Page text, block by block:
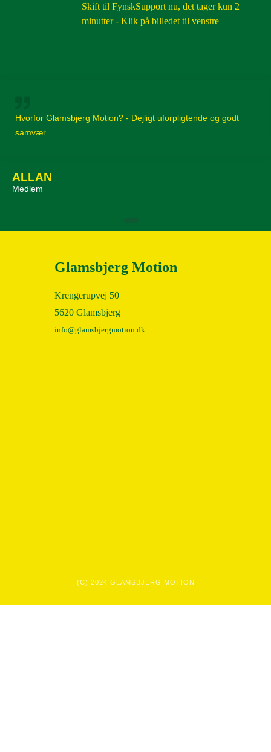
Skift til FynskSupport nu, det tager kun 2
minutter - Klik på billedet til venstre
Hvorfor Glamsbjerg Motion? - Dejligt uforpligtende og godt
samvær.
ALLAN
Medlem
Glamsbjerg Motion
Krengerupvej 50
5620 Glamsbjerg
info@glamsbjergmotion.dk
(C) 2024 GLAMSBJERG MOTION